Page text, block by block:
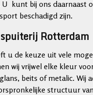
kunt bij ons daarnaast
beschadigd zijn.
Rotterdam
u de keuze uit vele
wij vrijwel elke kleur
beits of metalic. Wij
structuur